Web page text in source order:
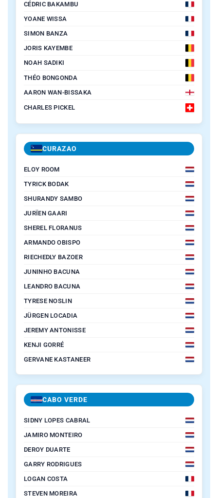
CÉDRIC BAKAMBU
YOANE WISSA
SIMON BANZA
JORIS KAYEMBE
NOAH SADIKI
THÉO BONGONDA
AARON WAN-BISSAKA
CHARLES PICKEL
CURAZAO
ELOY ROOM
TYRICK BODAK
SHURANDY SAMBO
JURÏEN GAARI
SHEREL FLORANUS
ARMANDO OBISPO
RIECHEDLY BAZOER
JUNINHO BACUNA
LEANDRO BACUNA
TYRESE NOSLIN
JÜRGEN LOCADIA
JEREMY ANTONISSE
KENJI GORRÉ
GERVANE KASTANEER
CABO VERDE
SIDNY LOPES CABRAL
JAMIRO MONTEIRO
DEROY DUARTE
GARRY RODRIGUES
LOGAN COSTA
STEVEN MOREIRA